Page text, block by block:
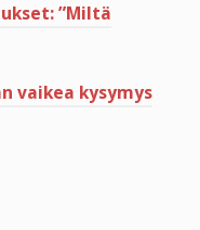
”Miltä
vaikea kysymys